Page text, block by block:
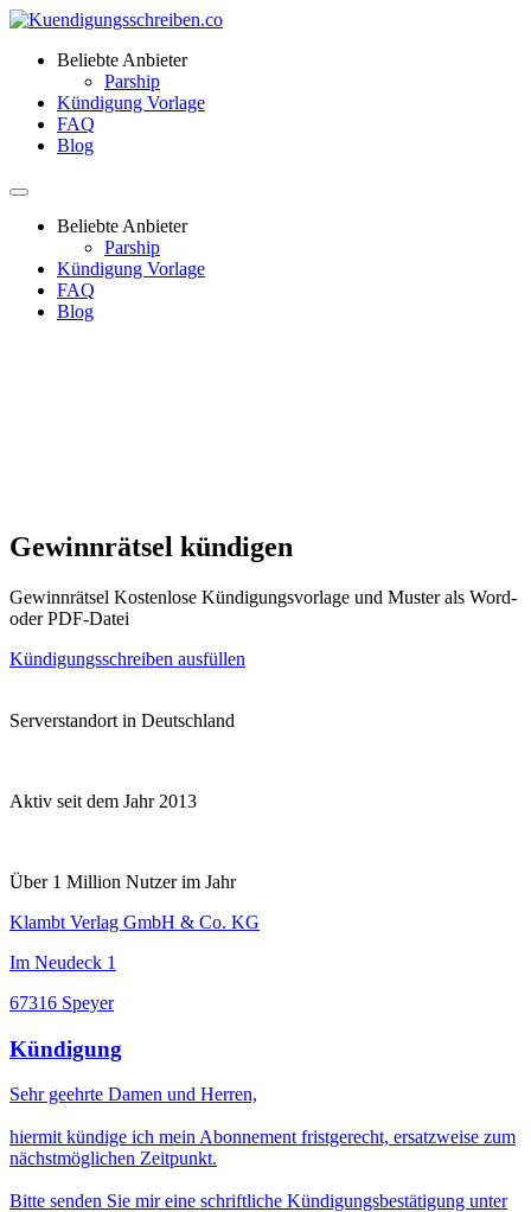
Beliebte Anbieter
Parship
Kündigung Vorlage
FAQ
Blog
Beliebte Anbieter
Parship
Kündigung Vorlage
FAQ
Blog
Gewinnrätsel kündigen
Gewinnrätsel Kostenlose Kündigungsvorlage und Muster als Word-
oder PDF-Datei
Kündigungsschreiben ausfüllen
Serverstandort in Deutschland
Aktiv seit dem Jahr 2013
Über 1 Million Nutzer im Jahr
Klambt Verlag GmbH & Co. KG
Im Neudeck 1
67316 Speyer
Kündigung
Sehr geehrte Damen und Herren,
hiermit kündige ich mein Abonnement fristgerecht, ersatzweise zum
nächstmöglichen Zeitpunkt.
Bitte senden Sie mir eine schriftliche Kündigungsbestätigung unter